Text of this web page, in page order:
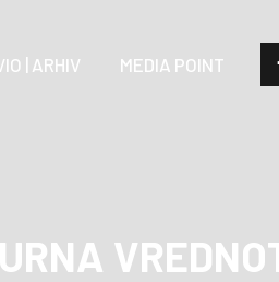
| ARHIV MEDIA POINT |